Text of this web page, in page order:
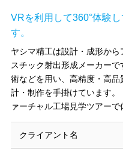
VRを利用して360°体験
す。
ヤシマ精工は設計・成形か
スチック射出形成メーカー
術などを用い、高精度・高
計・制作を手掛けています
ァーチャル工場見学ツアーで
クライアント名